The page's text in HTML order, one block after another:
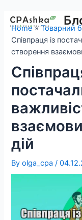
content
Home
Товарний
Співпраця із
створення
дій
Byolga_cpa/